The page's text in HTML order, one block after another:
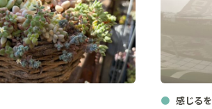
感じる